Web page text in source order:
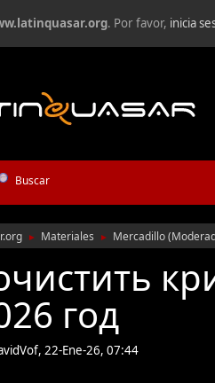
. Por favor, inicia
Buscar
► Materiales ► Mercadillo
год
22-Ene-26, 07:44